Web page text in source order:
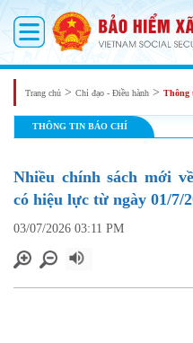
Trang chủ > Chỉ đạo - Điều hành > Thông
THÔNG TIN BÁO CHÍ
Nhiều chính sách mới
có hiệu lực từ ngày 01/7/
03/07/2026 03:11 PM